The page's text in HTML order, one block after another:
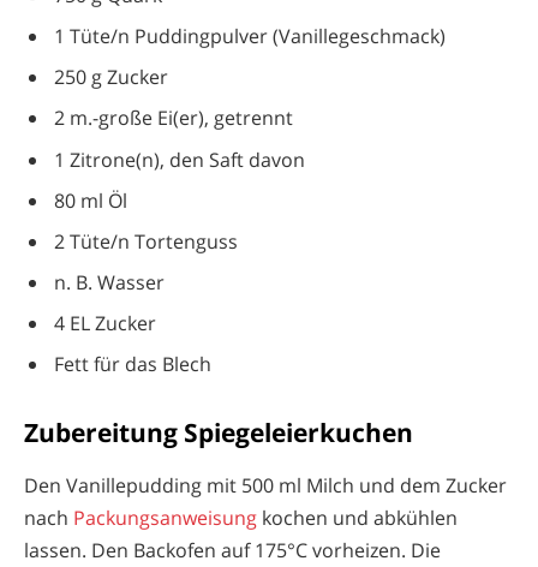
1 Tüte/n Puddingpulver (Vanillegeschmack)
250 g Zucker
2 m.-große Ei(er), getrennt
1 Zitrone(n), den Saft davon
80 ml Öl
2 Tüte/n Tortenguss
n. B. Wasser
4 EL Zucker
Fett für das Blech
Zubereitung Spiegeleierkuchen
Den Vanillepudding mit 500 ml Milch und dem Zucker
nach Packungsanweisung kochen und abkühlen
lassen. Den Backofen auf 175°C vorheizen. Die